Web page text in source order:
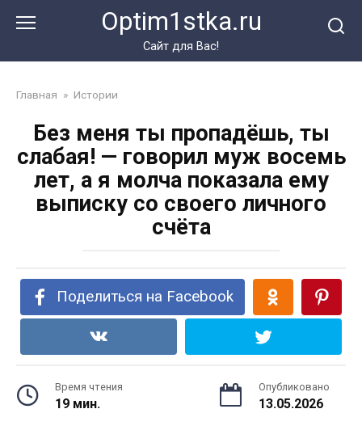
Optim1stka.ru
Сайт для Вас!
Главная » Истории
Без меня ты пропадёшь, ты
слабая! — говорил муж восемь
лет, а я молча показала ему
выписку со своего личного
счёта
Поделиться на Facebook
Время чтения
19 мин.
Опубликовано
13.05.2026